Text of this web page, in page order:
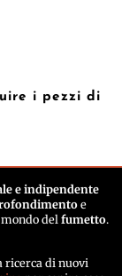
i pezzi di
e indipendente
e
del fumetto.
ricerca di nuovi